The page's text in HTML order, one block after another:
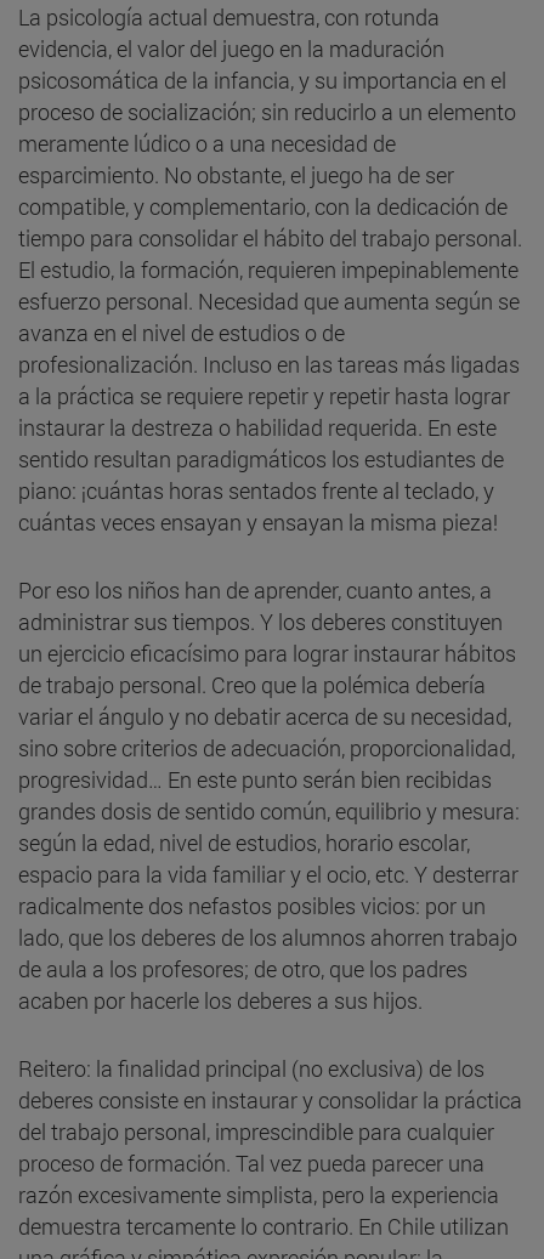
La psicología actual demuestra, con rotunda
evidencia, el valor del juego en la maduración
psicosomática de la infancia, y su importancia en el
proceso de socialización; sin reducirlo a un elemento
meramente lúdico o a una necesidad de
esparcimiento. No obstante, el juego ha de ser
compatible, y complementario, con la dedicación de
tiempo para consolidar el hábito del trabajo personal.
El estudio, la formación, requieren impepinablemente
esfuerzo personal. Necesidad que aumenta según se
avanza en el nivel de estudios o de
profesionalización. Incluso en las tareas más ligadas
a la práctica se requiere repetir y repetir hasta lograr
instaurar la destreza o habilidad requerida. En este
sentido resultan paradigmáticos los estudiantes de
piano: ¡cuántas horas sentados frente al teclado, y
cuántas veces ensayan y ensayan la misma pieza!
Por eso los niños han de aprender, cuanto antes, a
administrar sus tiempos. Y los deberes constituyen
un ejercicio eficacísimo para lograr instaurar hábitos
de trabajo personal. Creo que la polémica debería
variar el ángulo y no debatir acerca de su necesidad,
sino sobre criterios de adecuación, proporcionalidad,
progresividad… En este punto serán bien recibidas
grandes dosis de sentido común, equilibrio y mesura:
según la edad, nivel de estudios, horario escolar,
espacio para la vida familiar y el ocio, etc. Y desterrar
radicalmente dos nefastos posibles vicios: por un
lado, que los deberes de los alumnos ahorren trabajo
de aula a los profesores; de otro, que los padres
acaben por hacerle los deberes a sus hijos.
Reitero: la finalidad principal (no exclusiva) de los
deberes consiste en instaurar y consolidar la práctica
del trabajo personal, imprescindible para cualquier
proceso de formación. Tal vez pueda parecer una
razón excesivamente simplista, pero la experiencia
demuestra tercamente lo contrario. En Chile utilizan